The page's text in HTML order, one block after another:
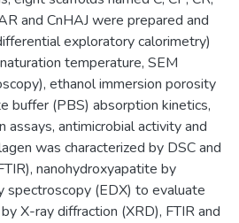
and CnHAJ were prepared and
exploratory calorimetry)
temperature, SEM
ethanol immersion porosity
buffer (PBS) absorption kinetics,
assays, antimicrobial activity and
was characterized by DSC and
nanohydroxyapatite by
spectroscopy (EDX) to evaluate
X-ray diffraction (XRD), FTIR and